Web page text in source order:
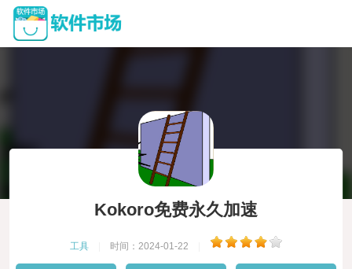
Kokoro免费永久加速
工具 时间：2024-01-22